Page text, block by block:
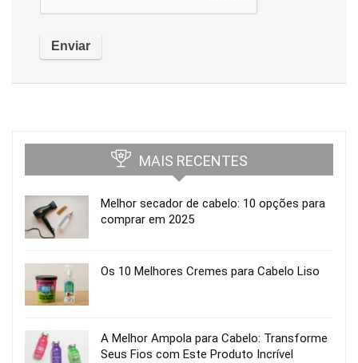
MAIS RECENTES
Melhor secador de cabelo: 10 opções para
comprar em 2025
Os 10 Melhores Cremes para Cabelo Liso
A Melhor Ampola para Cabelo: Transforme
Seus Fios com Este Produto Incrível